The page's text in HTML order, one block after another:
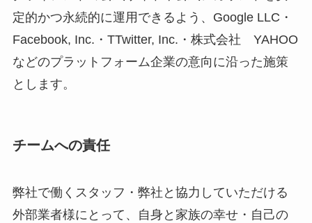
定的かつ永続的に運用できるよう、Google LLC・
Facebook, Inc.・TTwitter, Inc.・株式会社 YAHOO
などのプラットフォーム企業の意向に沿った施策
とします。
チームへの責任
弊社で働くスタッフ・弊社と協力していただける
外部業者様にとって、自身と家族の幸せ・自己の